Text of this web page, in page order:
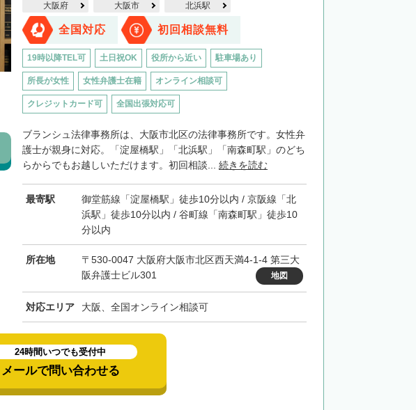
大阪府 大阪市 北浜駅
全国対応 初回相談無料
19時以降TEL可 土日祝OK 役所から近い 駐車場あり
所長が女性 女性弁護士在籍 オンライン相談可
クレジットカード可 全国出張対応可
ブランシュ法律事務所は、大阪市北区の法律事務所です。女性弁
護士が親身に対応。「淀屋橋駅」「北浜駅」「南森町駅」のどち
らからでもお越しいただけます。初回相談... 続きを読む
最寄駅
御堂筋線「淀屋橋駅」徒歩10分以内 / 京阪線「北
浜駅」徒歩10分以内 / 谷町線「南森町駅」徒歩10
分以内
所在地
〒530-0047 大阪府大阪市北区西天満4-1-4 第三大
阪弁護士ビル301
地図
対応エリア 大阪、全国オンライン相談可
24時間いつでも受付中
メールで問い合わせる